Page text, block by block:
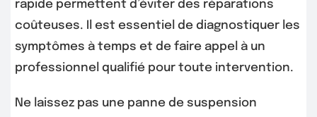
rapide permettent d’éviter des réparations
coûteuses. Il est essentiel de diagnostiquer les
symptômes à temps et de faire appel à un
professionnel qualifié pour toute intervention.
Ne laissez pas une panne de suspension